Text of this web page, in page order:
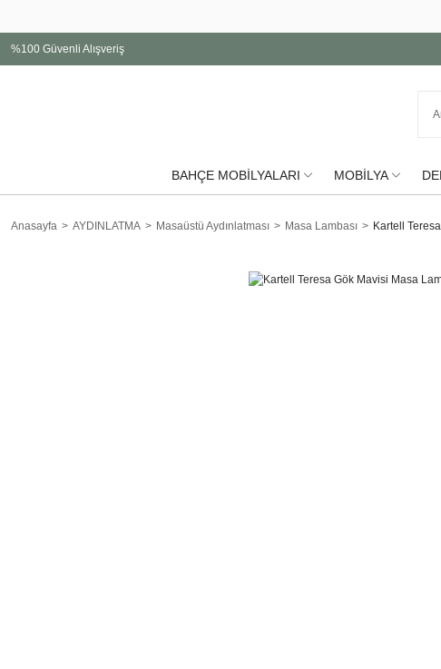
%100 Güvenli Alışveriş
BAHÇE MOBİLYALARI MOBİLYA
Anasayfa AYDINLATMA Masaüstü Aydınlatması Masa Lambası Kartell